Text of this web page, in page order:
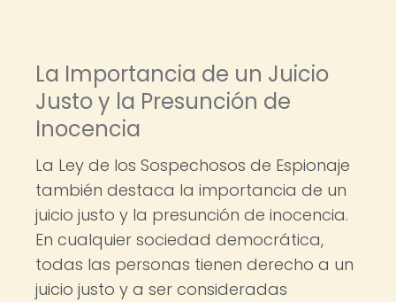
La Importancia de un Juicio
Justo y la Presunción de
Inocencia
La Ley de los Sospechosos de Espionaje
también destaca la importancia de un
juicio justo y la presunción de inocencia.
En cualquier sociedad democrática,
todas las personas tienen derecho a un
juicio justo y a ser consideradas